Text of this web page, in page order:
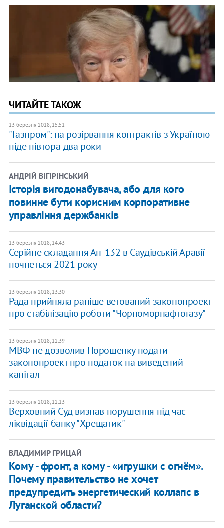
ЧИТАЙТЕ ТАКОЖ
13 березня 2018, 15:51
"Газпром": на розірвання контрактів з Україною
піде півтора-два роки
АНДРІЙ ВІГІРІНСЬКИЙ
Історія вигодонабувача, або для кого
повинне бути корисним корпоративне
управління держбанків
13 березня 2018, 14:43
Серійне складання Ан-132 в Саудівській Аравії
почнеться 2021 року
13 березня 2018, 13:30
Рада прийняла раніше ветований законопроект
про стабілізацію роботи "Чорноморнафтогазу"
13 березня 2018, 12:39
МВФ не дозволив Порошенку подати
законопроект про податок на виведений
капітал
13 березня 2018, 12:13
Верховний Суд визнав порушення під час
ліквідації банку "Хрещатик"
ВЛАДИМИР ГРИЦАЙ
Кому - фронт, а кому - «игрушки с огнём».
Почему правительство не хочет
предупредить энергетический коллапс в
Луганской области?